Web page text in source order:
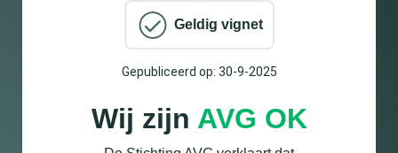
Geldig vignet
Gepubliceerd op: 30-9-2025
Wij zijn AVG OK